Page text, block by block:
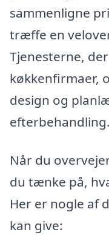
sammenligne
træffe en
Tjenesterne,
køkkenfirmaer,
design og
efterbehandling.
Når du
du tænke på,
Her er nogle af
kan give: